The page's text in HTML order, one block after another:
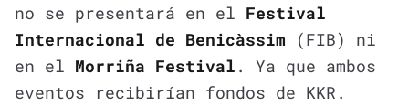
no se presentará en el Festival
Internacional de Benicàssim (FIB) ni
en el Morriña Festival . Ya que ambos
eventos recibirían fondos de KKR.